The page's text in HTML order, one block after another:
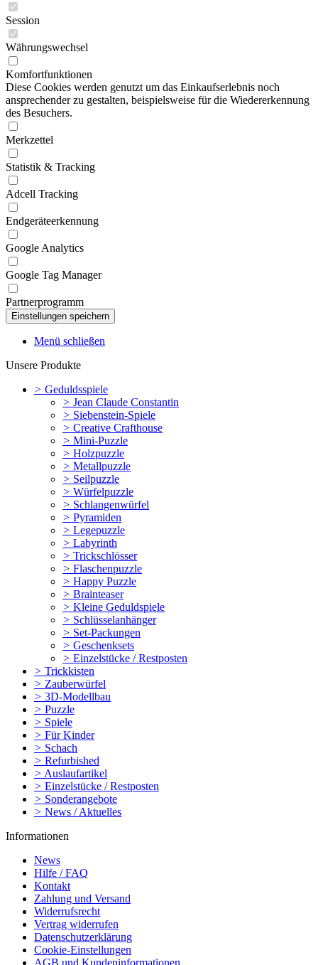
Session
Währungswechsel
Komfortfunktionen
Diese Cookies werden genutzt um das Einkaufserlebnis noch
ansprechender zu gestalten, beispielsweise für die Wiedererkennung
des Besuchers.
Merkzettel
Statistik & Tracking
Adcell Tracking
Endgeräteerkennung
Google Analytics
Google Tag Manager
Partnerprogramm
Menü schließen
Unsere Produkte
> Geduldsspiele
> Jean Claude Constantin
> Siebenstein-Spiele
> Creative Crafthouse
> Mini-Puzzle
> Holzpuzzle
> Metallpuzzle
> Seilpuzzle
> Würfelpuzzle
> Schlangenwürfel
> Pyramiden
> Legepuzzle
> Labyrinth
> Trickschlösser
> Flaschenpuzzle
> Happy Puzzle
> Brainteaser
> Kleine Geduldspiele
> Schlüsselanhänger
> Set-Packungen
> Geschenksets
> Einzelstücke / Restposten
> Trickkisten
> Zauberwürfel
> 3D-Modellbau
> Puzzle
> Spiele
> Für Kinder
> Schach
> Refurbished
> Auslaufartikel
> Einzelstücke / Restposten
> Sonderangebote
> News / Aktuelles
Informationen
News
Hilfe / FAQ
Kontakt
Zahlung und Versand
Widerrufsrecht
Vertrag widerrufen
Datenschutzerklärung
Cookie-Einstellungen
AGB und Kundeninformationen